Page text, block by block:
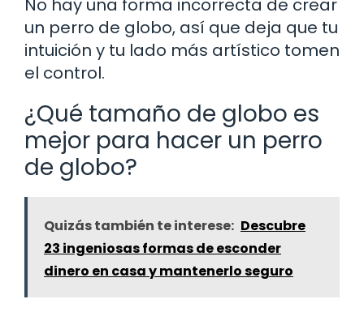
No hay una forma incorrecta de crear
un perro de globo, así que deja que tu
intuición y tu lado más artístico tomen
el control.
¿Qué tamaño de globo es
mejor para hacer un perro
de globo?
Quizás también te interese: Descubre
23 ingeniosas formas de esconder
dinero en casa y mantenerlo seguro